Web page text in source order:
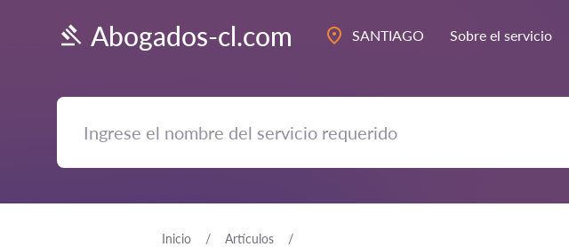
Abogados-cl.com SANTIAGO Sobre el servicio
Inicio Artículos